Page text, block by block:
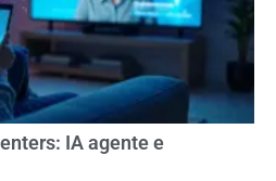
IA agente e